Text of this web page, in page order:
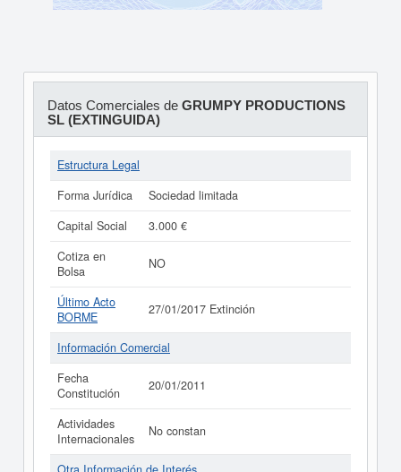
Datos Comerciales de GRUMPY PRODUCTIONS
SL (EXTINGUIDA)
Estructura Legal
Forma Jurídica
Sociedad limitada
Capital Social
3.000 €
Cotiza en
Bolsa
NO
Último Acto
BORME
27/01/2017 Extinción
Información Comercial
Fecha
Constitución
20/01/2011
Actividades
Internacionales
No constan